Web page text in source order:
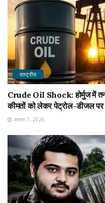
राष्ट्रीय
Crude Oil Shock: होर्मुज में
कीमतों को लेकर पेट्रोल-डीजल पर
अगस्त 7, 2026